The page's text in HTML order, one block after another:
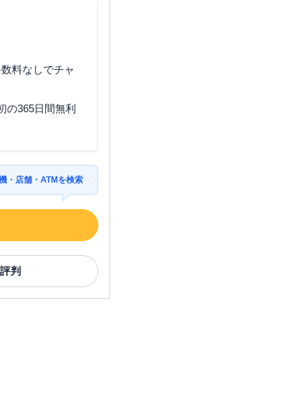
料なしでチャ
の365日間無利
・店舗・ATMを検索
判